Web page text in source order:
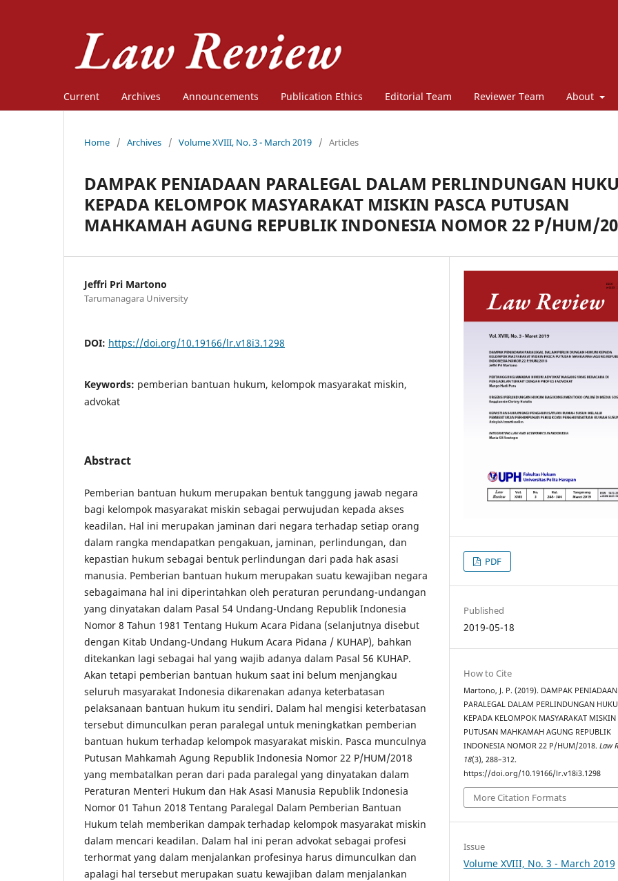
Current Archives Announcements Publication Ethics Editorial Team Reviewer Team About
Home / Archives / Volume XVIII, No. 3 - March 2019 / Articles
DAMPAK PENIADAAN PARALEGAL DALAM PERLINDUNGAN
KEPADA KELOMPOK MASYARAKAT MISKIN PASCA PUTUSAN
MAHKAMAH AGUNG REPUBLIK INDONESIA NOMOR 22 P/HUM/
Jeffri Pri Martono
Tarumanagara University
DOI: https://doi.org/10.19166/lr.v18i3.1298
Keywords: pemberian bantuan hukum, kelompok masyarakat miskin,
advokat
Abstract
Pemberian bantuan hukum merupakan bentuk tanggung jawab negara
bagi kelompok masyarakat miskin sebagai perwujudan kepada akses
keadilan. Hal ini merupakan jaminan dari negara terhadap setiap orang
dalam rangka mendapatkan pengakuan, jaminan, perlindungan, dan
kepastian hukum sebagai bentuk perlindungan dari pada hak asasi
manusia. Pemberian bantuan hukum merupakan suatu kewajiban negara
sebagaimana hal ini diperintahkan oleh peraturan perundang-undangan
yang dinyatakan dalam Pasal 54 Undang-Undang Republik Indonesia
Nomor 8 Tahun 1981 Tentang Hukum Acara Pidana (selanjutnya disebut
dengan Kitab Undang-Undang Hukum Acara Pidana / KUHAP), bahkan
ditekankan lagi sebagai hal yang wajib adanya dalam Pasal 56 KUHAP.
Akan tetapi pemberian bantuan hukum saat ini belum menjangkau
seluruh masyarakat Indonesia dikarenakan adanya keterbatasan
pelaksanaan bantuan hukum itu sendiri. Dalam hal mengisi keterbatasan
tersebut dimunculkan peran paralegal untuk meningkatkan pemberian
bantuan hukum terhadap kelompok masyarakat miskin. Pasca munculnya
Putusan Mahkamah Agung Republik Indonesia Nomor 22 P/HUM/2018
yang membatalkan peran dari pada paralegal yang dinyatakan dalam
Peraturan Menteri Hukum dan Hak Asasi Manusia Republik Indonesia
Nomor 01 Tahun 2018 Tentang Paralegal Dalam Pemberian Bantuan
Hukum telah memberikan dampak terhadap kelompok masyarakat miskin
dalam mencari keadilan. Dalam hal ini peran advokat sebagai profesi
terhormat yang dalam menjalankan profesinya harus dimunculkan dan
apalagi hal tersebut merupakan suatu kewajiban dalam menjalankan
PDF
Published
2019-05-18
How to Cite
Martono, J. P. (2019). DAMPAK PENIADAAN
PARALEGAL DALAM PERLINDUNGAN
KEPADA KELOMPOK MASYARAKAT MISKIN
PUTUSAN MAHKAMAH AGUNG REPUBLIK
INDONESIA NOMOR 22 P/HUM/2018.Law
18(3), 288–312.
https://doi.org/10.19166/lr.v18i3.1298
More Citation Formats
Issue
Volume XVIII, No. 3 - March 2019